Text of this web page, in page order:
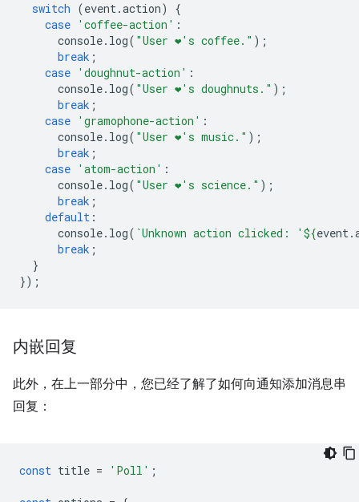
switch (event.action)
{
case 'coffee-action' :
console. log( "User ❤️️'s coffee." );
break ;
case 'doughnut-action' :
console. log( "User ❤️️'s doughnuts." );
break ;
case 'gramophone-action' :
console. log( "User ❤️️'s music." );
break ;
case 'atom-action' :
console. log( "User ❤️️'s science." );
break ;
default :
console. log( `Unknown action clicked: ' ${event.
break ;
}
});
内嵌回复
此外，在上一部分中，您已经了解了如何向通知添加消息串
回复：
const title = 'Poll' ;